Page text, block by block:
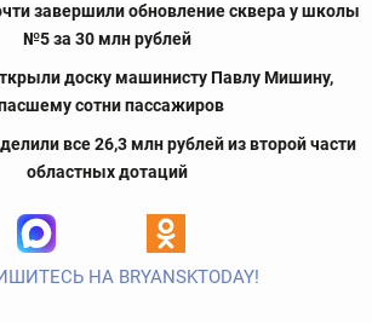
завершили обновление сквера у школы
№5 за 30 млн рублей
доску машинисту Павлу Мишину,
сотни пассажиров
все 26,3 млн рублей из второй части
областных дотаций
НА BRYANSKTODAY!